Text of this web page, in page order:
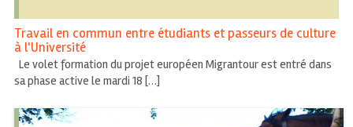
Travail en commun entre étudiants et passeurs de culture
à l'Université
Le volet formation du projet européen Migrantour est entré dans
sa phase active le mardi 18 […]